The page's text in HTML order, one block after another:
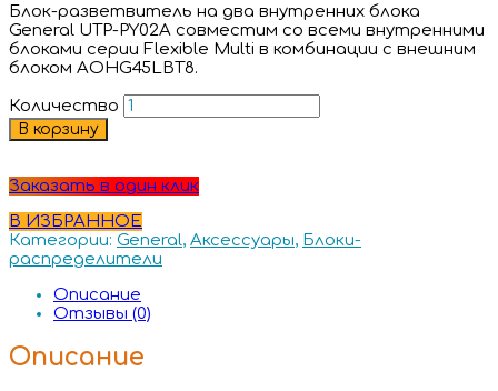
Блок-разветвитель на два внутренних блока
General UTP-PY02A совместим со всеми внутренними
блоками серии Flexible Multi в комбинации с внешним
блоком AOHG45LBT8.
Количество
В корзину
Заказать в один клик
В ИЗБРАННОЕ
Категории: General, Аксессуары, Блоки-
распределители
Описание
Отзывы (0)
Описание